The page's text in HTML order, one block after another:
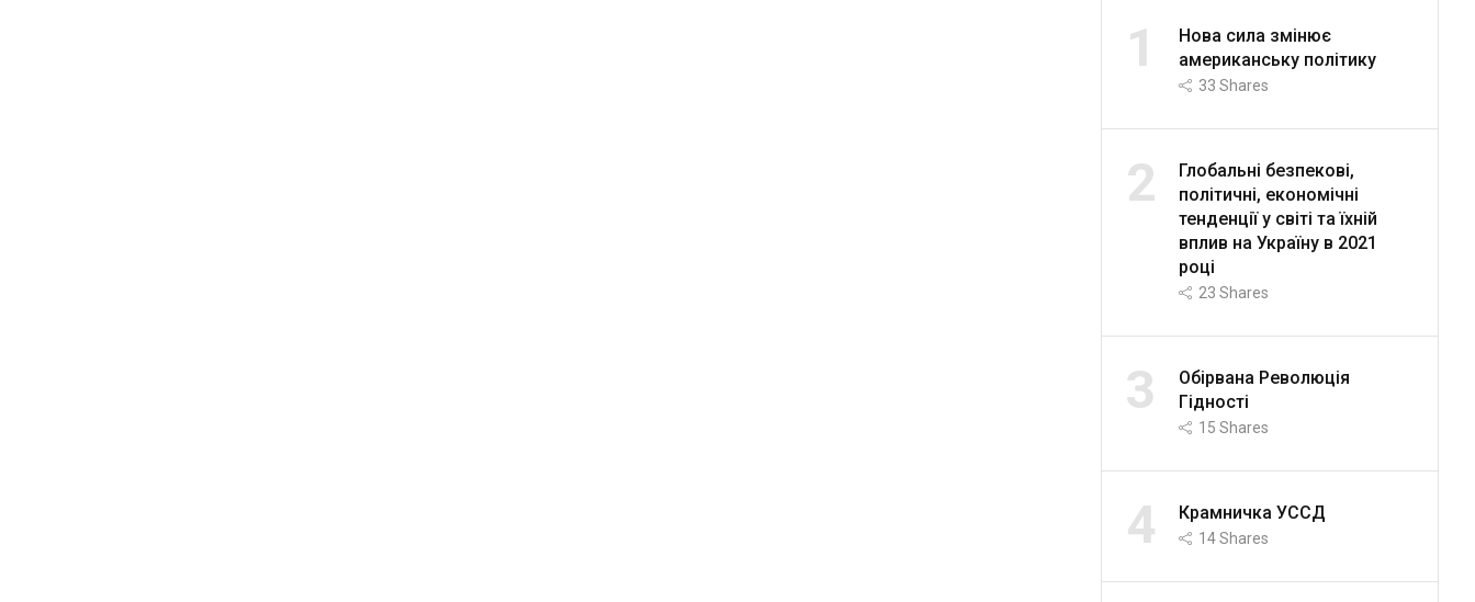
1
Нова сила змінює
американську політику
33 Shares
2
Глобальні безпекові,
політичні, економічні
тенденції у світі та їхній
вплив на Україну в 2021
році
23 Shares
3
Обірвана Революція
Гідності
15 Shares
4 Крамничка УССД
14Shares